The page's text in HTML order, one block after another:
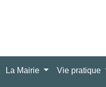
La Mairie Vie pratique